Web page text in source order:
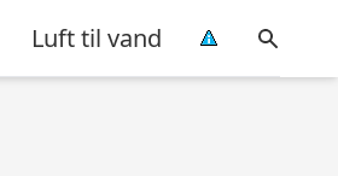
Luft til vand